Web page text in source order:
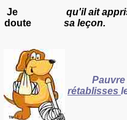
Je
doute
qu'ilait
sa leçon.
rétablisses